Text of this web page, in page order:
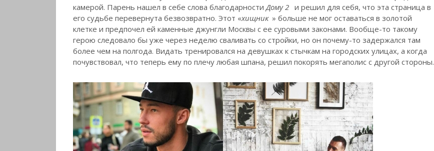
камерой. Парень нашел в себе слова благодарности Дому 2 и решил для себя, что эта страница в
его судьбе перевернута безвозвратно. Этот «хищник » больше не мог оставаться в золотой
клетке и предпочел ей каменные джунгли Москвы с ее суровыми законами. Вообще-то такому
герою следовало бы уже через неделю сваливать со стройки, но он почему-то задержался там
более чем на полгода. Видать тренировался на девушках к стычкам на городских улицах, а когда
почувствовал, что теперь ему по плечу любая шпана, решил покорять мегаполис с другой стороны.